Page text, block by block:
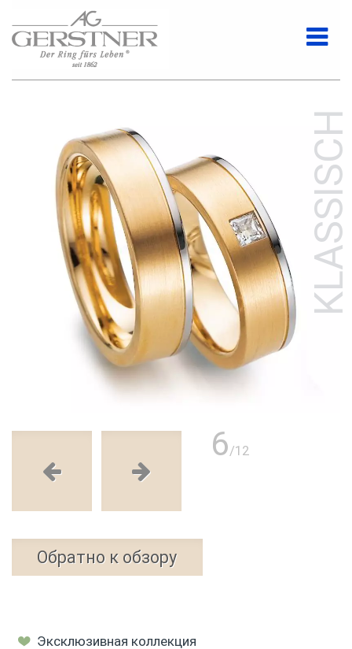
KLASSISCH
6/12
Обратно к обзору
Эксклюзивная коллекция